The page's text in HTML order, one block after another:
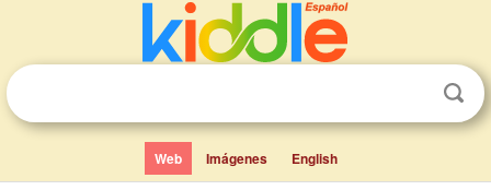
Web Imágenes English